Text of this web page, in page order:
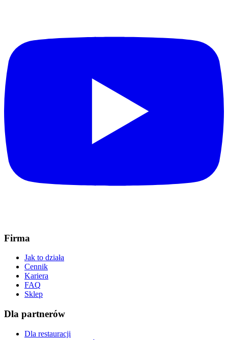
Firma
Jak to działa
Cennik
Kariera
FAQ
Sklep
Dla partnerów
Dla restauracji